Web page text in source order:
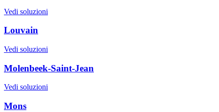
Vedi soluzioni
Louvain
Vedi soluzioni
Molenbeek-Saint-Jean
Vedi soluzioni
Mons